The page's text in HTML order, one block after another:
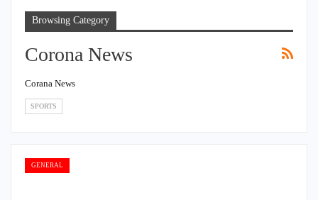
Browsing Category
Corona News
Corana News
SPORTS
GENERAL